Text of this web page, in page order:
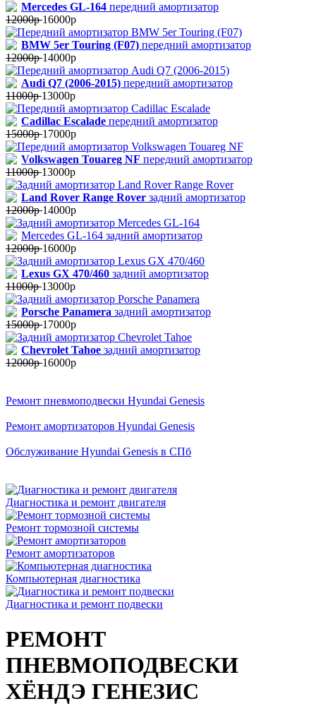
Mercedes GL-164 передний амортизатор
12000р16000р
BMW 5er Touring (F07) передний амортизатор
12000р14000р
Audi Q7 (2006-2015) передний амортизатор
11000р13000р
Cadillac Escalade передний амортизатор
15000р17000р
Volkswagen Touareg NF передний амортизатор
11000р13000р
Land Rover Range Rover задний амортизатор
12000р14000р
Mercedes GL-164 задний амортизатор
12000р16000р
Lexus GX 470/460 задний амортизатор
11000р13000р
Porsche Panamera задний амортизатор
15000р17000р
Chevrolet Tahoe задний амортизатор
12000р16000р
Ремонт пневмоподвески Hyundai Genesis
Ремонт амортизаторов Hyundai Genesis
Обслуживание Hyundai Genesis в СПб
Диагностика и ремонт двигателя
Ремонт тормозной системы
Ремонт амортизаторов
Компьютерная диагностика
Диагностика и ремонт подвески
РЕМОНТ
ПНЕВМОПОДВЕСКИ
ХЁНДЭ ГЕНЕЗИС